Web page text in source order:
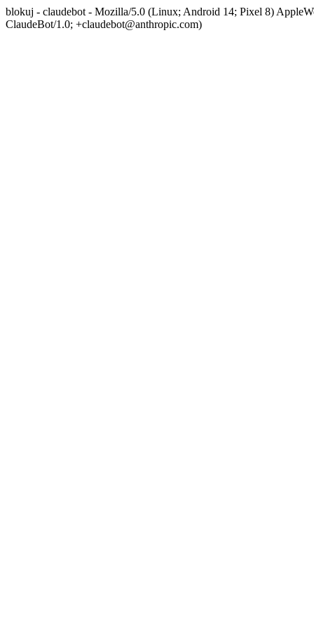
blokuj - claudebot - Mozilla/5.0 (Linux; Android 14; Pixel 8)
ClaudeBot/1.0; +claudebot@anthropic.com)